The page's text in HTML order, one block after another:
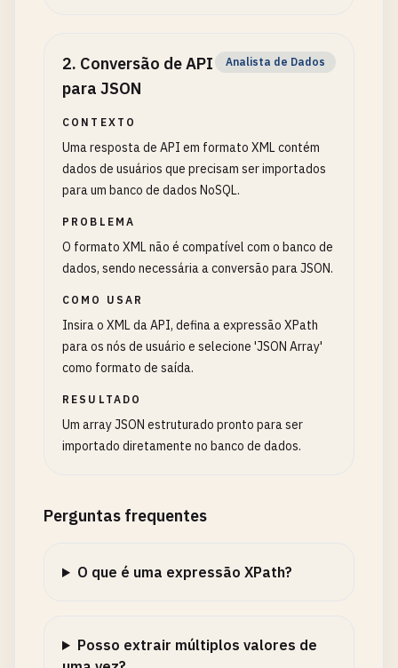
2. Conversão de API
para JSON
Analista de Dados
CONTEXTO
Uma resposta de API em formato XML contém
dados de usuários que precisam ser importados
para um banco de dados NoSQL.
PROBLEMA
O formato XML não é compatível com o banco de
dados, sendo necessária a conversão para JSON.
COMO USAR
Insira o XML da API, defina a expressão XPath
para os nós de usuário e selecione 'JSON Array'
como formato de saída.
RESULTADO
Um array JSON estruturado pronto para ser
importado diretamente no banco de dados.
Perguntas frequentes
O que é uma expressão XPath?
Posso extrair múltiplos valores de